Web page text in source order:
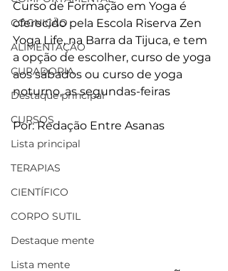
COGNIÇÃO
ALIMENTAÇÃO
CURADORIA
Destaque principal
CURSOS
Lista principal
TERAPIAS
CIENTÍFICO
CORPO SUTIL
Destaque mente
Lista mente
Curso de Formação em Yoga é
oferecido pela Escola Riserva Zen
Yoga Life, na Barra da Tijuca, e tem
a opção de escolher, curso de yoga
aos sábados ou curso de yoga
noturno, as segundas-feiras
Por: Redação Entre Asanas